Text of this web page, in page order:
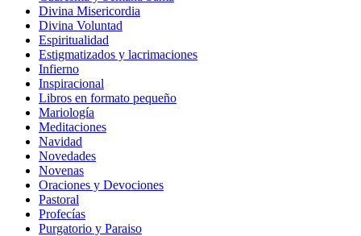
Divina Misericordia
Divina Voluntad
Espiritualidad
Estigmatizados y lacrimaciones
Infierno
Inspiracional
Libros en formato pequeño
Mariología
Meditaciones
Navidad
Novedades
Novenas
Oraciones y Devociones
Pastoral
Profecías
Purgatorio y Paraiso